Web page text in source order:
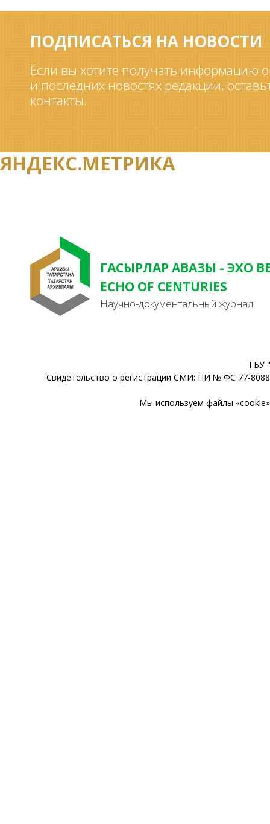
ПОДПИСАТЬСЯ НА НОВОСТИ
Если вы хотите получать информацию
и последних новостях редакции,
контакты.
ЯНДЕКС.МЕТРИКА
ГАСЫРЛАР АВАЗЫ - ЭХО
ECHO OF CENTURIES
Научно-документальный журнал
ГБУ
Свидетельство о регистрации СМИ: ПИ № ФС 77-
Мы используем файлы «cookie»